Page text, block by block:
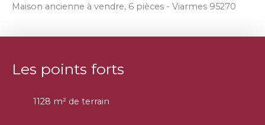
Maison ancienne à vendre, 6 pièces - Viarmes 95270
Les points forts
1128 m² de terrain